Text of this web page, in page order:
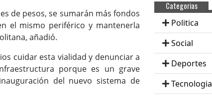
de pesos, se sumarán más fondos
el mismo periférico y mantenerla
añadió.
cuidar esta vialidad y denunciar a
porque es un grave
del nuevo sistema de
Categorias
Politica
Social
Deportes
Tecnologia